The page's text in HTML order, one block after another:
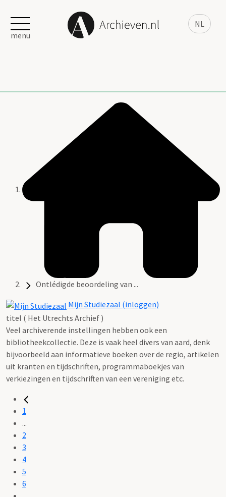
NL
menu
Ontlédigde beoordeling van ...
Mijn Studiezaal (inloggen)
titel ( Het Utrechts Archief )
Veel archiverende instellingen hebben ook een
bibliotheekcollectie. Deze is vaak heel divers van aard, denk
bijvoorbeeld aan informatieve boeken over de regio, artikelen
uit kranten en tijdschriften, programmaboekjes van
verkiezingen en tijdschriften van een vereniging etc.
1
...
2
3
4
5
6